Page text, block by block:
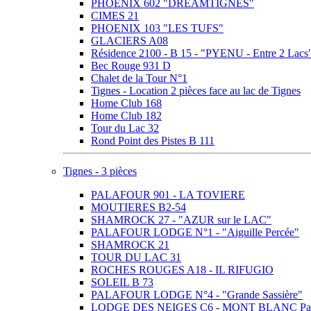
PHOENIX 602 "DREAMTIGNES"
CIMES 21
PHOENIX 103 "LES TUFS"
GLACIERS A08
Résidence 2100 - B 15 - "PYENU - Entre 2
Bec Rouge 931 D
Chalet de la Tour N°1
Tignes - Location 2 pièces face au lac de Tignes
Home Club 168
Home Club 182
Tour du Lac 32
Rond Point des Pistes B 111
Tignes - 3 pièces
PALAFOUR 901 - LA TOVIERE
MOUTIERES B2-54
SHAMROCK 27 - "AZUR sur le LAC"
PALAFOUR LODGE N°1 - "Aiguille Percée"
SHAMROCK 21
TOUR DU LAC 31
ROCHES ROUGES A18 - IL RIFUGIO
SOLEIL B 73
PALAFOUR LODGE N°4 - "Grande Sassière"
LODGE DES NEIGES C6 - MONT BLANC